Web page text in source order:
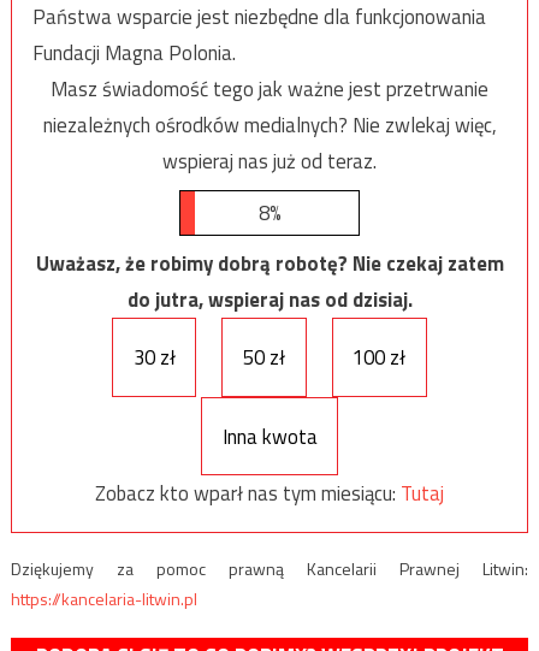
Państwa wsparcie jest niezbędne dla funkcjonowania
Fundacji Magna Polonia.
Masz świadomość tego jak ważne jest przetrwanie
niezależnych ośrodków medialnych? Nie zwlekaj więc,
wspieraj nas już od teraz.
8%
Uważasz, że robimy dobrą robotę? Nie czekaj zatem
do jutra, wspieraj nas od dzisiaj.
30 zł
50 zł 100 zł
Inna kwota
Zobacz kto wparł nas tym miesiącu: Tutaj
Dziękujemy za pomoc prawną Kancelarii Prawnej Litwin:
https://kancelaria-litwin.pl